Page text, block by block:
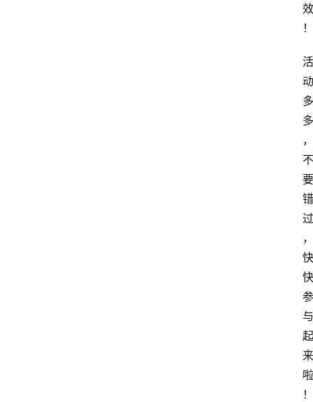
效
！
活
动
多
多
，
不
要
错
过
，
快
快
参
与
起
来
啦
！